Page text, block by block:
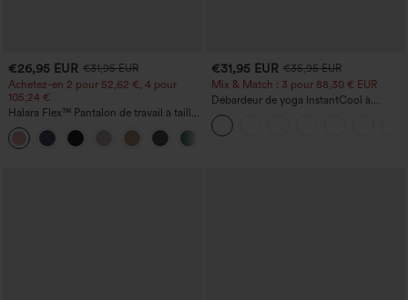
€26,95 EUR €31,95 EUR
Achetez-en 2 pour 52,62 €, 4 pour
105,24 €
Halara Flex™ Pantalon de travail à taille
haute, jambe large, avec poches, en
maille gaufrée
€31,95 EUR €35,95 EUR
Mix & Match : 3 pour 88,30 € EUR
Débardeur de yoga InstantCool à
encolure en U et ourlet arrondi –
UPF50+